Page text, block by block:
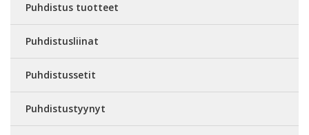
Puhdistus tuotteet
Puhdistusliinat
Puhdistussetit
Puhdistustyynyt